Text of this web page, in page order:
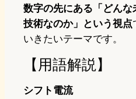
数字の先にある「どん
技術なのか」という視点
いきたいテーマです。
【用語解説】
シフト電流